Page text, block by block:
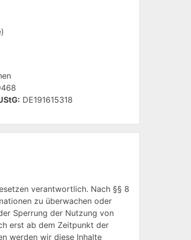
DE191615318
verantwortlich. Nach §§ 8
zu überwachen oder
Sperrung der Nutzung von
erst ab dem Zeitpunkt der
werden wir diese Inhalte